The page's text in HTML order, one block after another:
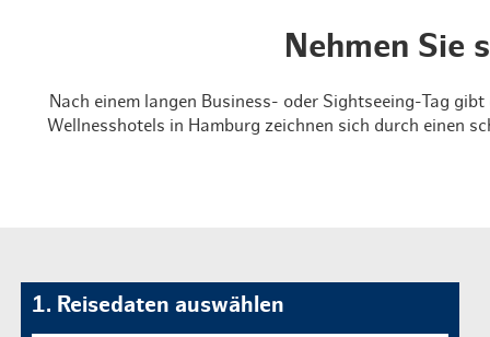
Nehmen Sie
Nach einem langen Business- oder Sightseeing-Tag
Wellnesshotels in Hamburg zeichnen sich durch einen
1. Reisedaten auswählen